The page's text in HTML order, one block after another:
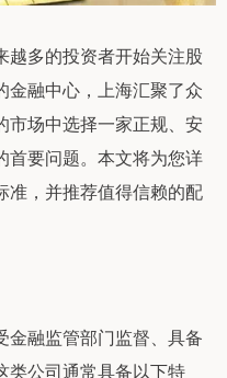
越多的投资者开始关注股
金融中心，上海汇聚了众
市场中选择一家正规、安
首要问题。本文将为您详
准，并推荐值得信赖的配
金融监管部门监督、具备
类公司通常具备以下特